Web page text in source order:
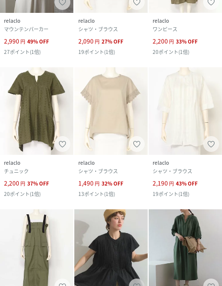
relaclo
マウンテンパーカー
2,990 円 49%OFF
27ポイント(1倍)
relaclo
シャツ・ブラウス
2,090 円 27%OFF
19ポイント(1倍)
relaclo
ワンピース
2,200 円 33%OFF
20ポイント(1倍)
relaclo
チュニック
2,200 円 37%OFF
20ポイント(1倍)
relaclo
シャツ・ブラウス
1,490 円 32%OFF
13ポイント(1倍)
relaclo
シャツ・ブラウス
2,190 円 43%OFF
19ポイント(1倍)